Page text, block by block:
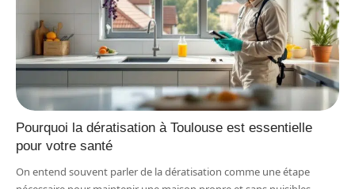
Pourquoi la dératisation à Toulouse est essentielle
pour votre santé
On entend souvent parler de la dératisation comme une étape